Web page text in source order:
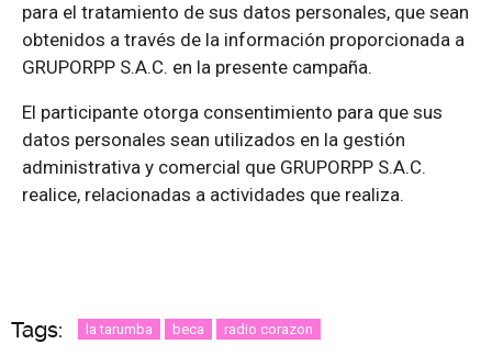
para el tratamiento de sus datos personales, que sean
obtenidos a través de la información proporcionada a
GRUPORPP S.A.C. en la presente campaña.
El participante otorga consentimiento para que sus
datos personales sean utilizados en la gestión
administrativa y comercial que GRUPORPP S.A.C.
realice, relacionadas a actividades que realiza.
Tags: la tarumba beca radio corazon